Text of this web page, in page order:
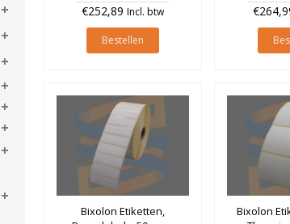
€252,89 Incl. btw
Bestellen
Bixolon Etiketten,
Bixolon